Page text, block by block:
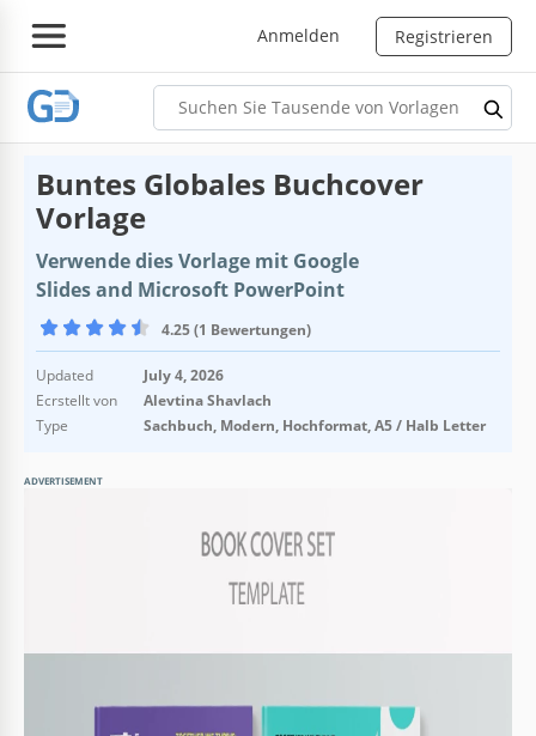
Anmelden Registrieren
Buntes Globales Buchcover
Vorlage
Verwende dies Vorlage mit Google
Slides and Microsoft PowerPoint
4.25 (1 Bewertungen)
Updated
July 4, 2026
Ecrstellt von
Alevtina Shavlach
Type
Sachbuch, Modern, Hochformat, A5 / Halb Letter
ADVERTISEMENT